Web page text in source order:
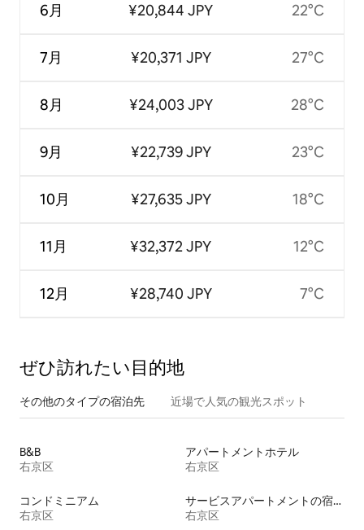
6月
7月
8月
9月
10月
11月
12月
¥20,844 JPY
¥20,371 JPY
¥24,003 JPY
¥22,739 JPY
¥27,635 JPY
¥32,372 JPY
¥28,740 JPY
22°C
27°C
28°C
23°C
18°C
12°C
7°C
ぜひ訪⁠れ⁠た⁠い目⁠的⁠地
その他のタ⁠イ⁠プ⁠の宿⁠泊⁠先 近場で人気の観光スポット
B&B
右京区
アパートメントホテル
右京区
コンドミニアム
右京区
サービスアパートメントの宿泊施設
右京区